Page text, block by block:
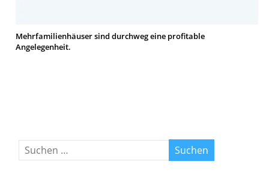
Mehrfamilienhäuser sind durchweg eine profitable
Angelegenheit.